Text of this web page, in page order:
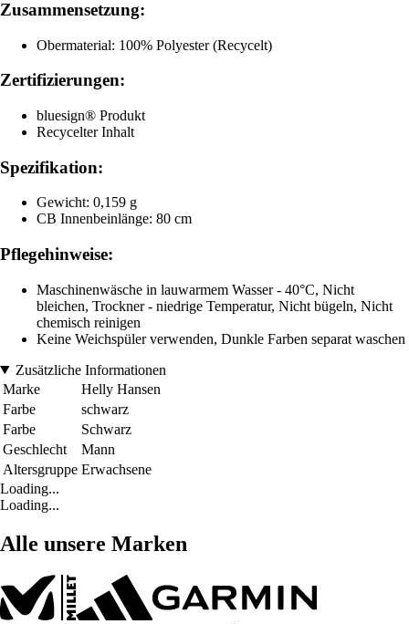
Zusammensetzung:
Obermaterial: 100% Polyester (Recycelt)
Zertifizierungen:
bluesign® Produkt
Recycelter Inhalt
Spezifikation:
Gewicht: 0,159 g
CB Innenbeinlänge: 80 cm
Pflegehinweise:
Maschinenwäsche in lauwarmem Wasser - 40°C, Nicht
bleichen, Trockner - niedrige Temperatur, Nicht bügeln, Nicht
chemisch reinigen
Keine Weichspüler verwenden, Dunkle Farben separat waschen
Zusätzliche Informationen
Marke
Helly Hansen
Farbe
schwarz
Farbe
Schwarz
Geschlecht
Mann
Altersgruppe Erwachsene
Loading...
Loading...
Alle unsere Marken